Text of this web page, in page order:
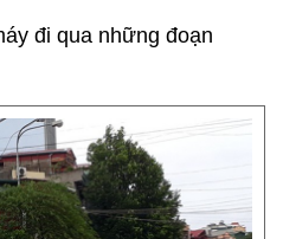
đi qua những đoạn